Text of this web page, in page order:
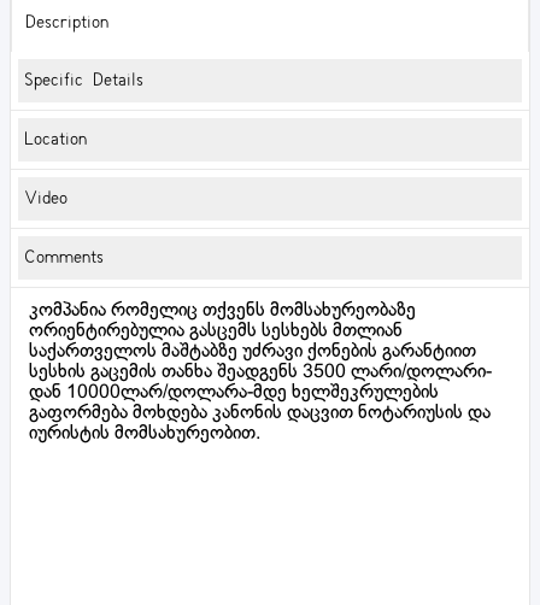
Description
Specific Details
Location
Video
Comments
კომპანია რომელიც თქვენს მომსახურეობაზე
ორიენტირებულია გასცემს სესხებს მთლიან
საქართველოს მაშტაბზე უძრავი ქონების გარანტიით
სესხის გაცემის თანხა შეადგენს 3500 ლარი/დოლარი-
დან 10000ლარ/დოლარა-მდე ხელშეკრულების
გაფორმება მოხდება კანონის დაცვით ნოტარიუსის და
იურისტის მომსახურეობით.